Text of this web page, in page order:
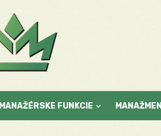
MANAŽÉRSKE FUNKCIE